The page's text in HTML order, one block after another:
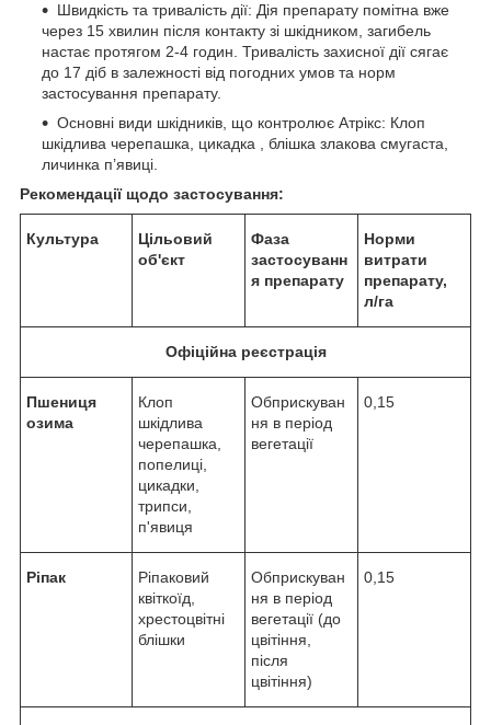
Швидкість та тривалість дії: Дія препарату помітна вже
через 15 хвилин після контакту зі шкідником, загибель
настає протягом 2-4 годин. Тривалість захисної дії сягає
до 17 діб в залежності від погодних умов та норм
застосування препарату.
Основні види шкідників, що контролює Атрікс: Клоп
шкідлива черепашка, цикадка , блішка злакова смугаста,
личинка п’явиці.
Рекомендації щодо застосування:
Культура
Цільовий
об'єкт
Фаза
застосуванн
я препарату
Норми
витрати
препарату,
л/га
Офіційна реєстрація
Пшениця
озима
Клоп
шкідлива
черепашка,
попелиці,
цикадки,
трипси,
п'явиця
Обприскуван
ня в період
вегетації
0,15
Ріпак
Ріпаковий
квіткоїд,
хрестоцвітні
блішки
Обприскуван
ня в період
вегетації (до
цвітіння,
після
цвітіння)
0,15